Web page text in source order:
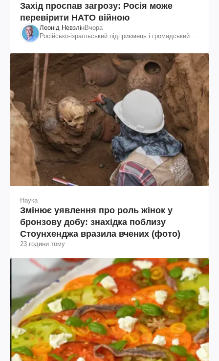
Захід проспав загрозу: Росія може
перевірити НАТО війною
Леонід НевзлінВчора
Російсько-ізраїльський підприємець і громадський
Наука
Змінює уявлення про роль жінок у
бронзову добу: знахідка поблизу
Стоунхенджа вразила вчених (фото)
23 години тому